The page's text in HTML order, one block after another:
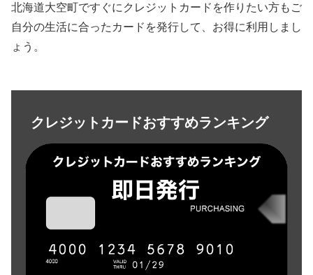
北海道大空町ですぐにクレジットカードを作りたい方もご
自分の生活に合ったカードを発行して、お得に利用しまし
ょう。
クレジットカードおすすめランキング